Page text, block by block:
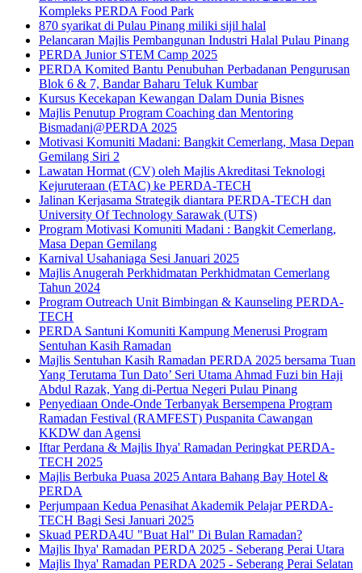
Kompleks PERDA Food Park
870 syarikat di Pulau Pinang miliki sijil halal
Pelancaran Majlis Pembangunan Industri Halal Pulau Pinang
PERDA Junior STEM Camp 2025
PERDA Komited Bantu Penubuhan Perbadanan Pengurusan
Blok 6 & 7, Bandar Baharu Teluk Kumbar
Kursus Kecekapan Kewangan Dalam Dunia Bisnes
Majlis Penutup Program Coaching dan Mentoring
Bismadani@PERDA 2025
Motivasi Komuniti Madani: Bangkit Cemerlang, Masa Depan
Gemilang Siri 2
Lawatan Hormat (CV) oleh Majlis Akreditasi Teknologi
Kejuruteraan (ETAC) ke PERDA-TECH
Jalinan Kerjasama Strategik diantara PERDA-TECH dan
University Of Technology Sarawak (UTS)
Program Motivasi Komuniti Madani : Bangkit Cemerlang,
Masa Depan Gemilang
Karnival Usahaniaga Sesi Januari 2025
Majlis Anugerah Perkhidmatan Perkhidmatan Cemerlang
Tahun 2024
Program Outreach Unit Bimbingan & Kaunseling PERDA-
TECH
PERDA Santuni Komuniti Kampung Menerusi Program
Sentuhan Kasih Ramadan
Majlis Sentuhan Kasih Ramadan PERDA 2025 bersama Tuan
Yang Terutama Tun Dato’ Seri Utama Ahmad Fuzi bin Haji
Abdul Razak, Yang di-Pertua Negeri Pulau Pinang
Penyediaan Onde-Onde Terbanyak Bersempena Program
Ramadan Festival (RAMFEST) Puspanita Cawangan
KKDW dan Agensi
Iftar Perdana & Majlis Ihya' Ramadan Peringkat PERDA-
TECH 2025
Majlis Berbuka Puasa 2025 Antara Bahang Bay Hotel &
PERDA
Perjumpaan Kedua Penasihat Akademik Pelajar PERDA-
TECH Bagi Sesi Januari 2025
Skuad PERDA4U "Buat Hal" Di Bulan Ramadan?
Majlis Ihya' Ramadan PERDA 2025 - Seberang Perai Utara
Majlis Ihya' Ramadan PERDA 2025 - Seberang Perai Selatan